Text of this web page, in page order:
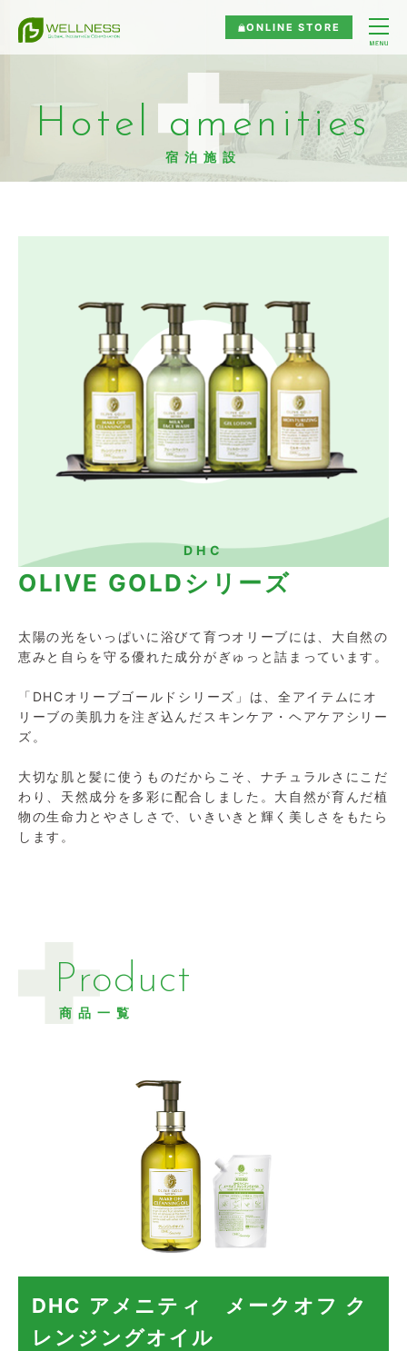
ONLINE STORE
Hotel amenities
宿泊施設
DHC
OLIVE GOLDシリーズ
太陽の光をいっぱいに浴びて育つオリーブには、大自然の
恵みと自らを守る優れた成分がぎゅっと詰まっています。
「DHCオリーブゴールドシリーズ」は、全アイテムにオ
リーブの美肌力を注ぎ込んだスキンケア・ヘアケアシリー
ズ。
大切な肌と髪に使うものだからこそ、ナチュラルさにこだ
わり、天然成分を多彩に配合しました。大自然が育んだ植
物の生命力とやさしさで、いきいきと輝く美しさをもたら
します。
Product
商品一覧
DHC アメニティ メークオフ ク
レンジングオイル